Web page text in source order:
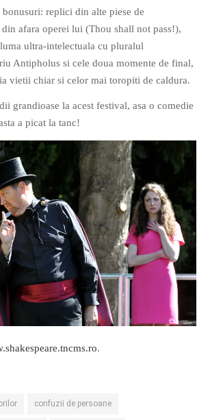
replici din alte piese de
din afara operei lui (Thou shall not pass!),
ultra-intelectuala cu pluralul
Antipholus si cele doua momente de final,
vietii chiar si celor mai toropiti de caldura.
grandioase la acest festival, asa o comedie
a picat la tanc!
.
confuzii de persoane